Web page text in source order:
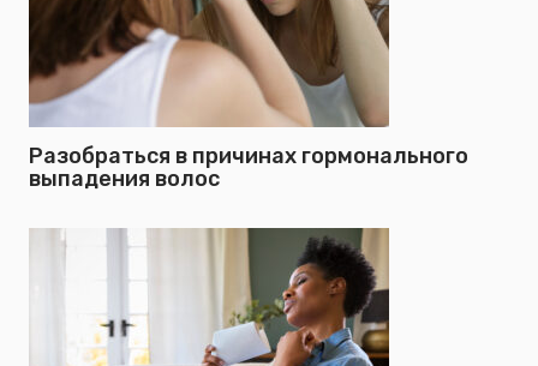
Разобраться в причинах гормонального
выпадения волос